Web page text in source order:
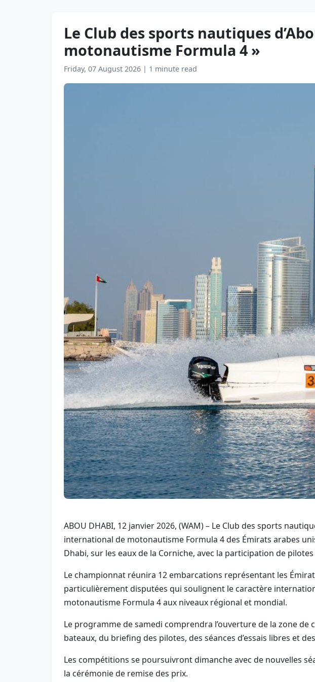
Le Club des sports nautiques
motonautisme Formula 4 »
Friday, 07 August 2026 | 1 minute read
ABOU DHABI, 12 janvier 2026, (WAM) – Le Club des sports
international de motonautisme Formula 4 des Émirats arabes
Dhabi, sur les eaux de la Corniche, avec la participation de
Le championnat réunira 12 embarcations représentant les
particulièrement disputées qui soulignent le caractère
motonautisme Formula 4 aux niveaux régional et mondial.
Le programme de samedi comprendra l’ouverture de la zone
bateaux, du briefing des pilotes, des séances d’essais libres et
Les compétitions se poursuivront dimanche avec de nouvelles
la cérémonie de remise des prix.